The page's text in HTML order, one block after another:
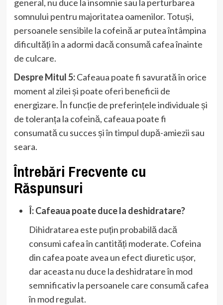
general, nu duce la insomnie sau la perturbarea
somnului pentru majoritatea oamenilor. Totuși,
persoanele sensibile la cofeină ar putea întâmpina
dificultăți în a adormi dacă consumă cafea înainte
de culcare.
Despre Mitul 5:Cafeaua poate fi savurată în orice
moment al zilei și poate oferi beneficii de
energizare. În funcție de preferințele individuale și
de toleranța la cofeină, cafeaua poate fi
consumată cu succes și în timpul după-amiezii sau
seara.
Întrebări Frecvente cu
Răspunsuri
Î: Cafeaua poate duce la deshidratare?
Dihidratarea este puțin probabilă dacă
consumi cafea în cantități moderate. Cofeina
din cafea poate avea un efect diuretic ușor,
dar aceasta nu duce la deshidratare în mod
semnificativ la persoanele care consumă cafea
în mod regulat.